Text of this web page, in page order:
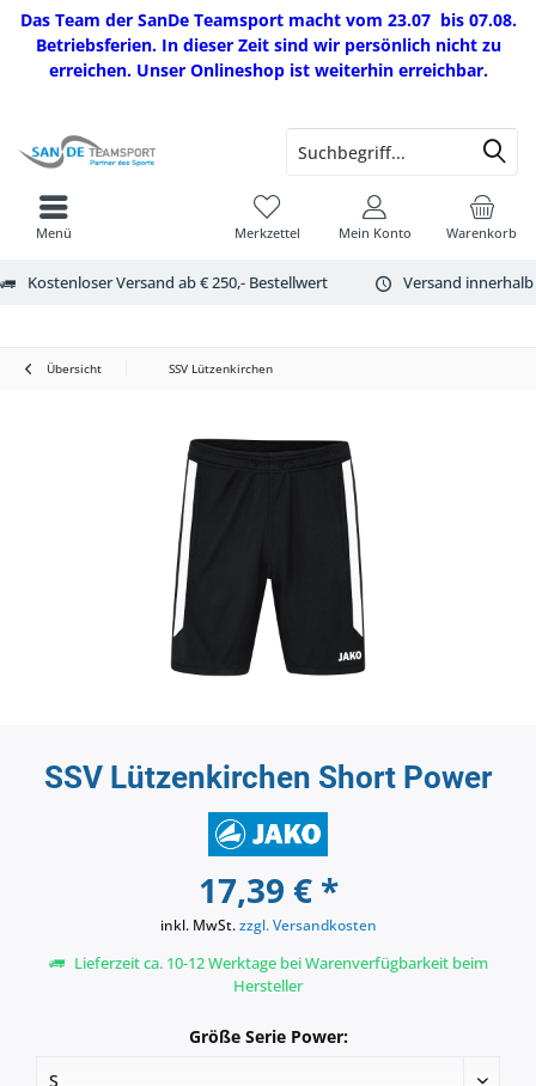
Das Team der SanDe Teamsport macht vom 23.07 bis 07.08.
Betriebsferien. In dieser Zeit sind wir persönlich nicht zu
erreichen. Unser Onlineshop ist weiterhin erreichbar.
Kostenloser Versand ab € 250,- Bestellwert Versand
Warenkorb
Merkzettel Mein Konto
Menü
Übersicht SSV Lützenkirchen
SSV Lützenkirchen Short Power
17,39 € *
inkl. MwSt.zzgl. Versandkosten
Lieferzeit ca. 10-12 Werktage bei Warenverfügbarkeit beim
Hersteller
Größe Serie Power: